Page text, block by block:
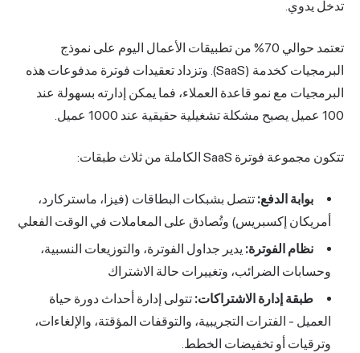
تدخل يدوي.
تعتمد حوالي 70% من تطبيقات الأعمال اليوم على نموذج
البرمجيات كخدمة (SaaS). وتزداد تعقيدات فوترة مدفوعات هذه
البرمجيات مع نمو قاعدة العملاء، فما يمكن إدارته بسهولة عند
100 عميل يصبح مشكلة تشغيلية حقيقية عند 1000 عميل.
تتكون مجموعة فوترة SaaS الكاملة من ثلاث طبقات:
بوابة الدفع: تتصل بشبكات البطاقات (فيزا، ماستركارد،
أمريكان إكسبريس) وتُصادق على المعاملات في الوقت الفعلي
نظام الفوترة: يدير جداول الفوترة، والتوزيعات النسبية،
وحسابات الضرائب، وتغييرات حالة الاشتراك
طبقة إدارة الاشتراكات: تتولى إدارة أحداث دورة حياة
العميل - الفترات التجريبية، والتوقفات المؤقتة، والإلغاءات،
وترقيات أو تخفيضات الخطط.